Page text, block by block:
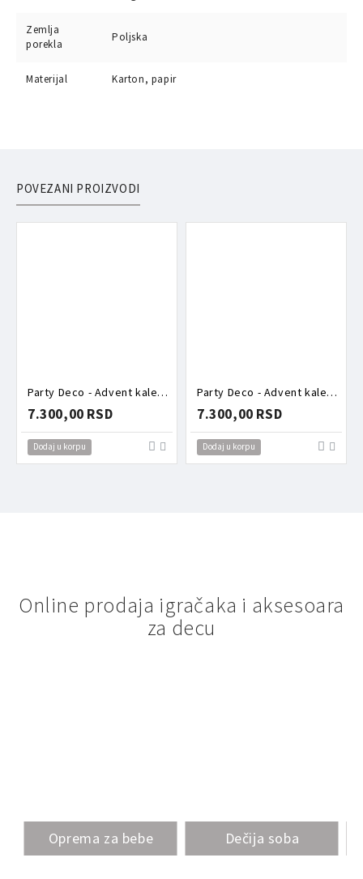
Zemlja
porekla
Poljska
Materijal Karton, papir
POVEZANI PROIZVODI
Party Deco - Advent kalendar - Roze kutija puna aksesoara
7.300,00 RSD
Dodaj u korpu
Party Deco - Advent kalendar - Torbica puna aksesoara zeka
7.300,00 RSD
Dodaj u korpu
Online prodaja igračaka i aksesoara
za decu
Oprema za bebe Dečija soba